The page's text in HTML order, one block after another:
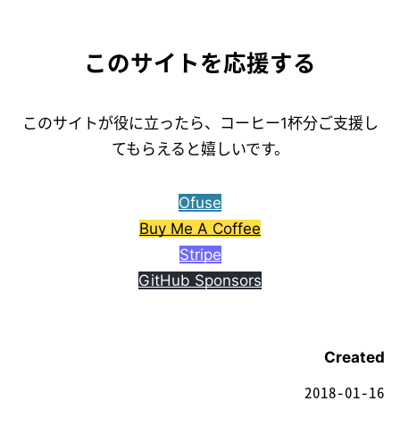
このサイトを応援する
このサイトが役に立ったら、コーヒー1杯分ご支援し
てもらえると嬉しいです。
Ofuse
Buy Me A Coffee
Stripe
GitHub Sponsors
Created
2018-01-16